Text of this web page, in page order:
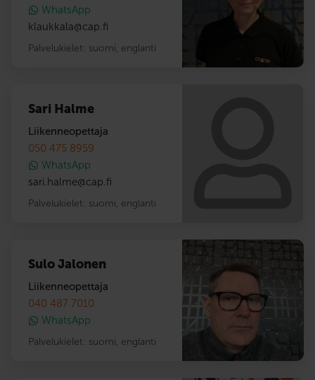
WhatsApp
klaukkala@cap.fi
Palvelukielet: suomi, englanti
Sari Halme
Liikenneopettaja
050 475 8959
WhatsApp
sari.halme@cap.fi
Palvelukielet: suomi, englanti
Sulo Jalonen
Liikenneopettaja
040 487 7010
WhatsApp
Palvelukielet: suomi, englanti